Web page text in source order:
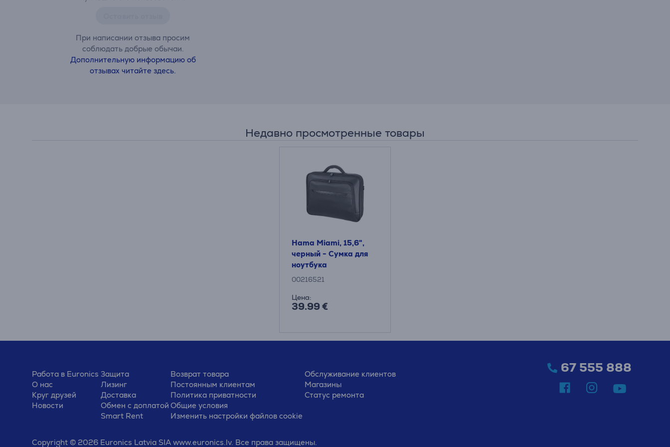
При написании отзыва просим
соблюдать добрые обычаи.
Дополнительную информацию об
отзывах читайте здесь.
Недавно просмотренные товары
Hama Miami, 15,6",
черный - Сумка для
ноутбука
00216521
Цена:
39.99 €
Работа в Euronics
О нас
Круг друзей
Новости
Защита
Лизинг
Доставка
Обмен с доплатой
Smart Rent
Возврат товара
Постоянным клиентам
Политика приватности
Общие условия
Изменить настройки файлов cookie
Обслуживание клиентов
Магазины
Статус ремонта
67 555 888
Copyright © 2026 Euronics Latvia SIA www.euronics.lv. Все права защищены.